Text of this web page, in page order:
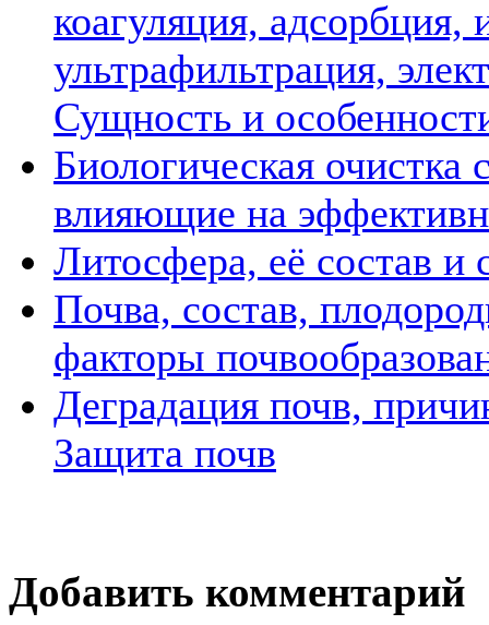
коагуляция,
ультрафильтрация,
Сущность и
Биологическая
влияющие на
Литосфера, её состав и
Почва, состав,
факторы
Деградация почв,
Защита почв
Добавить комментарий